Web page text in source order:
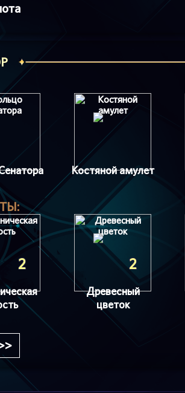
Костяной амулет
2 2
Древесный
цветок